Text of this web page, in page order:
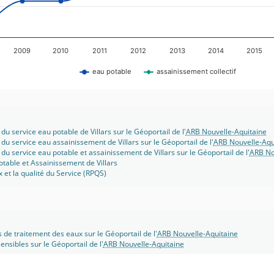
eau potable assainissement collectif
2009 2010 2011 2012 2013 2014 2015
service eau potable de Villars sur le Géoportail de l'ARB Nouvelle-Aquitaine
service eau assainissement de Villars sur le Géoportail de l'ARB Nouvelle-
service eau potable et assainissement de Villars sur le Géoportail de l'ARB
et Assainissement de Villars
la qualité du Service (RPQS)
de traitement des eaux sur le Géoportail de l'ARB Nouvelle-Aquitaine
sur le Géoportail de l'ARB Nouvelle-Aquitaine